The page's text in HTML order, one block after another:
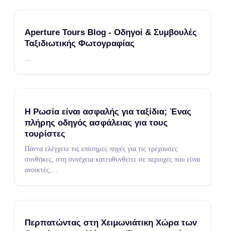
Aperture Tours Blog - Οδηγοί & Συμβουλές
Ταξιδιωτικής Φωτογραφίας
...
Η Ρωσία είναι ασφαλής για ταξίδια; Ένας
πλήρης οδηγός ασφάλειας για τους
τουρίστες
Πάντα ελέγχετε τις επίσημες πηγές για τις τρέχουσες
συνθήκες, στη συνέχεια κατευθυνθείτε σε περιοχές που είναι
ανοικτές,
Περπατώντας στη Χειμωνιάτικη Χώρα των